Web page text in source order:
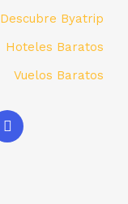
Descubre Byatrip
Hoteles Baratos
Vuelos Baratos